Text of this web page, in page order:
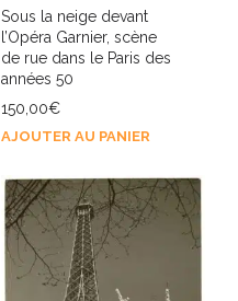
Sous la neige devant
l’Opéra Garnier, scène
de rue dans le Paris des
années 50
150,00€
AJOUTER AU PANIER